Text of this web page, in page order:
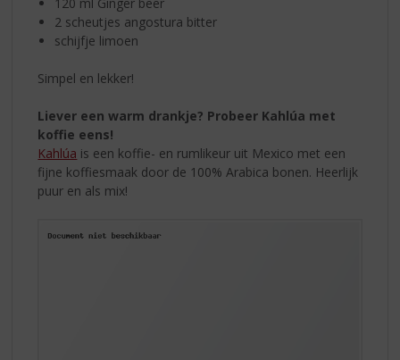
2 scheutjes angostura bitter
schijfje limoen
Simpel en lekker!
Liever een warm drankje? Probeer Kahlúa met
koffie eens!
Kahlúa is een koffie- en rumlikeur uit Mexico met een
fijne koffiesmaak door de 100% Arabica bonen. Heerlijk
puur en als mix!